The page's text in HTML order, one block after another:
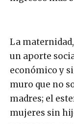
La
un aporte
económico y
muro que no
madres; el
mujeres sin